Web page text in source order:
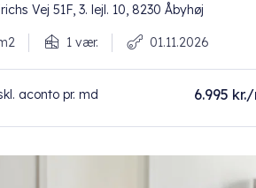
Vej 51F, 3. lejl. 10, 8230 Åbyhøj
1 vær. 01.11.2026
aconto pr. md 6.995